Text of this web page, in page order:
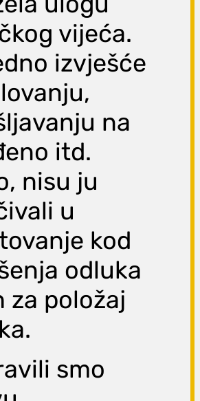
vijeća.
izvješće
na
itd.
nisu ju
u
kod
odluka
za položaj
smo